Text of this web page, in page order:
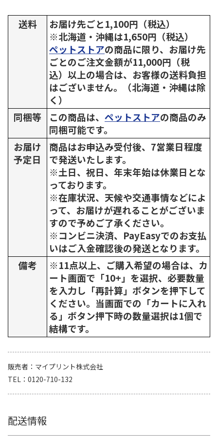
送料
お届け先ごと1,100円（税込）
※北海道・沖縄は1,650円（税込）
ペットストアの商品に限り、お届け先
ごとのご注文金額が11,000円（税
込）以上の場合は、お客様の送料負担
はございません。（北海道・沖縄は除
く）
同梱等
この商品は、 ペットストアの商品のみ
同梱可能です。
お届け
予定日
商品はお申込み受付後、7営業日程度
で発送いたします。
※土日、祝日、年末年始は休業日とな
っております。
※在庫状況、天候や交通事情などによ
って、お届けが遅れることがございま
すので予めご了承ください。
※コンビニ決済、PayEasyでのお支払
いはご入金確認後の発送となります。
備考
※11点以上、ご購入希望の場合は、カ
ート画面で「10+」を選択、必要数量
を入力し「再計算」ボタンを押下して
ください。当画面での「カートに入れ
る」ボタン押下時の数量選択は1個で
結構です。
販売者
マイプリント株式会社
TEL
0120-710-132
配送情報